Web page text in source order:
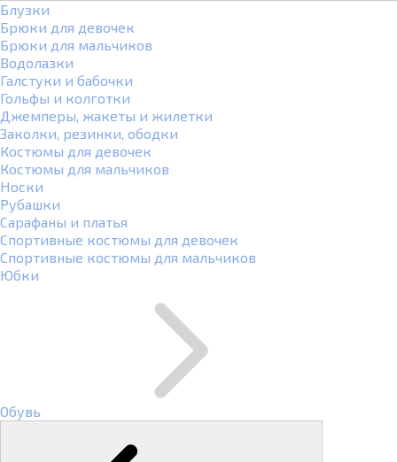
Блузки
Брюки для девочек
Брюки для мальчиков
Водолазки
Галстуки и бабочки
Гольфы и колготки
Джемперы, жакеты и жилетки
Заколки, резинки, ободки
Костюмы для девочек
Костюмы для мальчиков
Носки
Рубашки
Сарафаны и платья
Спортивные костюмы для девочек
Спортивные костюмы для мальчиков
Юбки
Обувь